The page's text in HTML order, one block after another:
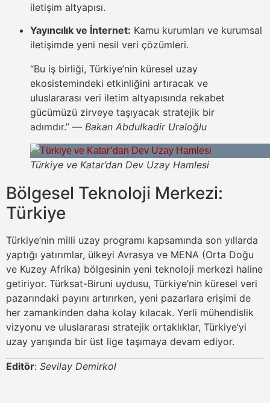
iletişim altyapısı.
Yayıncılık ve İnternet: Kamu kurumları ve kurumsal
iletişimde yeni nesil veri çözümleri.
“Bu iş birliği, Türkiye’nin küresel uzay
ekosistemindeki etkinliğini artıracak ve
uluslararası veri iletim altyapısında rekabet
gücümüzü zirveye taşıyacak stratejik bir
adımdır.” — Bakan Abdulkadir Uraloğlu
Türkiye ve Katar’dan Dev Uzay Hamlesi
Bölgesel Teknoloji Merkezi:
Türkiye
Türkiye’nin milli uzay programı kapsamında son yıllarda
yaptığı yatırımlar, ülkeyi Avrasya ve MENA (Orta Doğu
ve Kuzey Afrika) bölgesinin yeni teknoloji merkezi haline
getiriyor. Türksat-Biruni uydusu, Türkiye’nin küresel veri
pazarındaki payını artırırken, yeni pazarlara erişimi de
her zamankinden daha kolay kılacak. Yerli mühendislik
vizyonu ve uluslararası stratejik ortaklıklar, Türkiye’yi
uzay yarışında bir üst lige taşımaya devam ediyor.
Editör: Sevilay Demirkol